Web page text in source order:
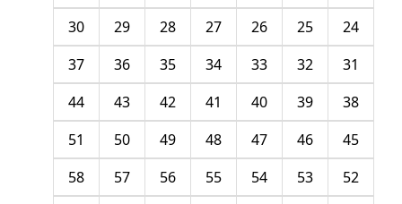
24
25
26
27
28
29
30
31
32
33
34
35
36
37
38
39
40
41
42
43
44
45
46
47
48
49
50
51
52
53
54
55
56
57
58